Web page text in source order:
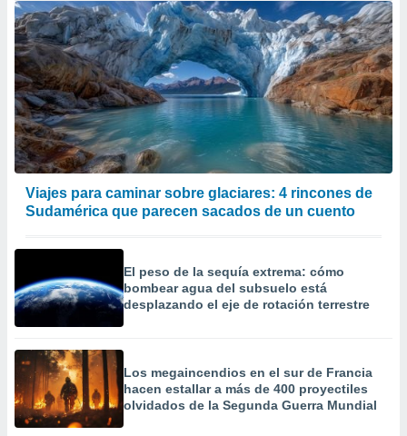
Viajes para caminar sobre glaciares: 4 rincones de
Sudamérica que parecen sacados de un cuento
El peso de la sequía extrema: cómo
bombear agua del subsuelo está
desplazando el eje de rotación terrestre
Los megaincendios en el sur de Francia
hacen estallar a más de 400 proyectiles
olvidados de la Segunda Guerra Mundial